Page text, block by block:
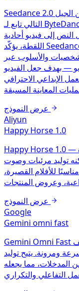
Seedance 2.0 هو نموذج تأسيسي للفيديو متعدد الوسائط من الجيل
التالي تابع لـ ByteDance، يركّز على توليد فيديو سردي سينمائي
إلى فيديو أحادية
اللقطة، يؤكّد Seedance 2.0 على التحكم القائم على المراجع
والأسلوب عبر
— بهدف جعل الفيديو
الإبداعي الاحترافي
عرض النموذج
Aliyun
Happy Horse 1.0
Happy Horse 1.0 — نموذج توليد سمعي-بصري عالي الجودة
توليد مرئيات وصوت
للأفلام القصيرة،
عرض النموذج
Google
Gemini omni fast
Gemini Omni Fast هو نموذج توليد فيديو متعدد الوسائط وخفيف
ومرونة. يتيح توليد
المدخلات، مما يجعله